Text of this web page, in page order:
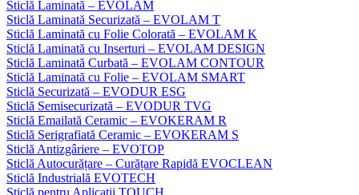
Sticlă Laminată – EVOLAM
Sticlă Laminată Securizată – EVOLAM T
Sticlă Laminată cu Folie Colorată – EVOLAM K
Sticlă Laminată cu Inserturi – EVOLAM DESIGN
Sticlă Laminată Curbată – EVOLAM CONTOUR
Sticlă Laminată cu Folie – EVOLAM SMART
Sticlă Securizată – EVODUR ESG
Sticlă Semisecurizată – EVODUR TVG
Sticlă Emailată Ceramic – EVOKERAM R
Sticlă Serigrafiată Ceramic – EVOKERAM S
Sticlă Antizgâriere – EVOTOP
Sticlă Autocurățare – Curățare Rapidă EVOCLEAN
Sticlă Industrială EVOTECH
Sticlă pentru Aplicații TOUCH